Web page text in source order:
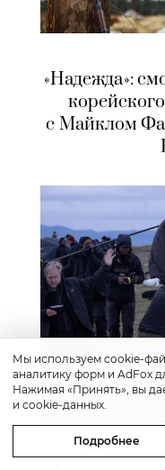
«Надежда»:
с Майклом
Мы используем cookie-
аналитику форм и AdFox
Нажимая «Принять», вы
и cookie-данных.
Подробнее